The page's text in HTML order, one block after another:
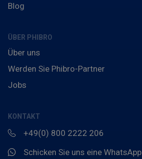
Blog
ÜBER PHIBRO
Über uns
Werden Sie Phibro-Partner
Jobs
KONTAKT
+49(0) 800 2222 206
Schicken Sie uns eine WhatsApp